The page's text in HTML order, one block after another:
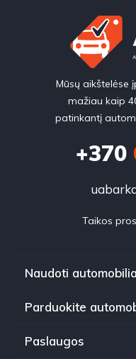
Mūsų aikštelėse
mažiau kaip
patinkantį
+370
Taikos
Naudoti
Parduokite
Paslaugos